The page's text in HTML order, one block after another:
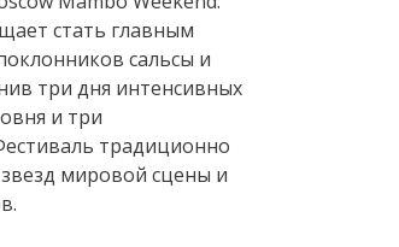
стать главным
сальсы и
три дня интенсивных
и три
традиционно
мировой сцены и